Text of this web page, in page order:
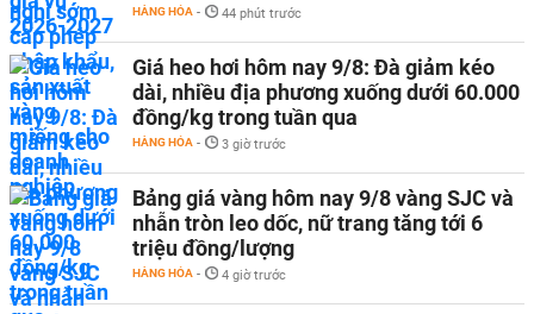
HÀNG HÓA - 44 phút trước
Giá heo hơi hôm nay 9/8: Đà giảm kéo
dài, nhiều địa phương xuống dưới 60.000
đồng/kg trong tuần qua
HÀNG HÓA - 3 giờ trước
Bảng giá vàng hôm nay 9/8 vàng SJC và
nhẫn tròn leo dốc, nữ trang tăng tới 6
triệu đồng/lượng
HÀNG HÓA - 4 giờ trước